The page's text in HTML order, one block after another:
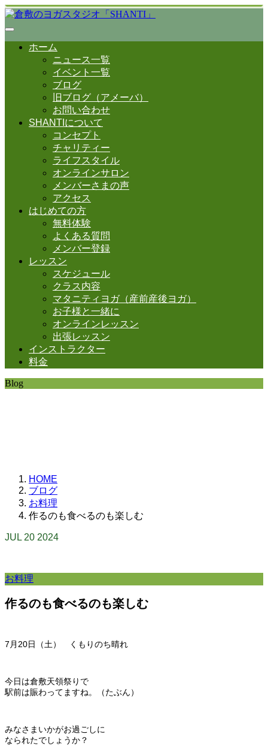
ホーム
ニュース一覧
イベント一覧
ブログ
旧ブログ（アメーバ）
お問い合わせ
SHANTIについて
コンセプト
チャリティー
ライフスタイル
オンラインサロン
メンバーさまの声
アクセス
はじめての方
無料体験
よくある質問
メンバー登録
レッスン
スケジュール
クラス内容
マタニティヨガ（産前産後ヨガ）
お子様と一緒に
オンラインレッスン
出張レッスン
インストラクター
料金
Blog
HOME
ブログ
お料理
作るのも食べるのも楽しむ
JUL 20 2024
お料理
作るのも食べるのも楽しむ
7月20日（土） くもりのち晴れ
今日は倉敷天領祭りで
駅前は賑わってますね。（たぶん）
みなさまいかがお過ごしに
なられたでしょうか？